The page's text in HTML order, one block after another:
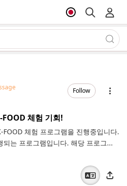
Follow
체험 기회!
체험 프로그램을 진행중입니다.
는 프로그램입니다. 해당 프로그...